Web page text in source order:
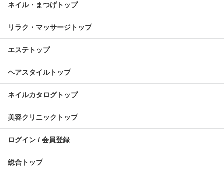
ネイル・まつげトップ
リラク・マッサージトップ
エステトップ
ヘアスタイルトップ
ネイルカタログトップ
美容クリニックトップ
ログイン / 会員登録
総合トップ